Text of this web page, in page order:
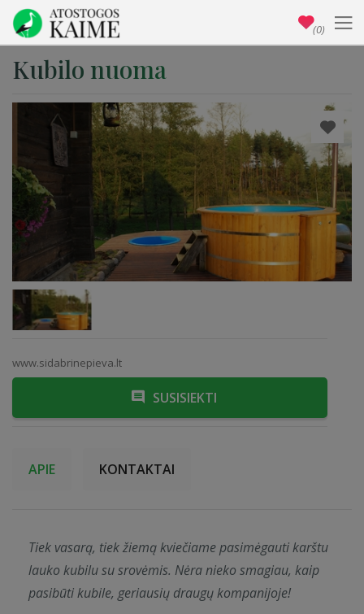
Kubilo nuoma
www.sidabrinepieva.lt
SUSISIEKTI
APIE KONTAKTAI
Tiek vasarą, tiek žiemą kviečiame pasimėgauti karštu
lauko kubilu su srovėmis. Nėra nieko smagiau, kaip
pasibūti kubile, geriausių draugų kompanijoje!
(0)